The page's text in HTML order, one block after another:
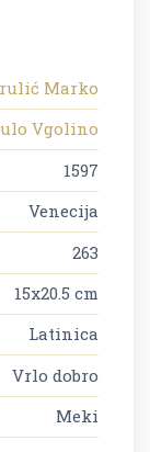
Marko
Vgolino
1597
Venecija
263
15x20.5 cm
Latinica
Vrlo dobro
Meki